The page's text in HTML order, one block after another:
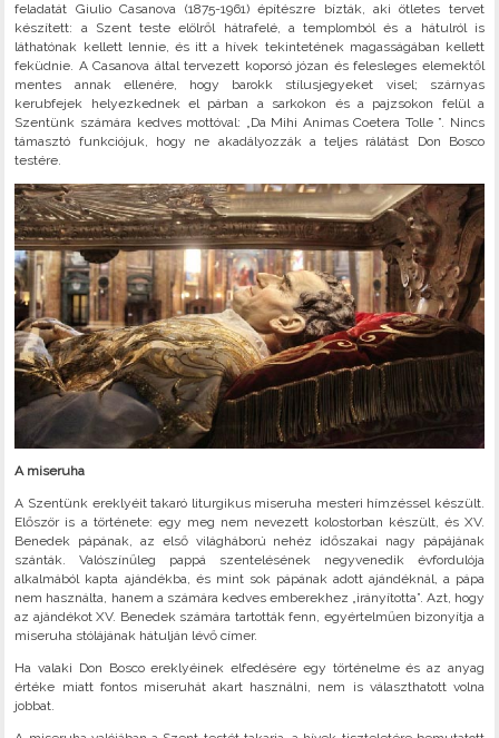
feladatát Giulio Casanova (1875-1961) építészre bízták, aki ötletes tervet
készített: a Szent teste elölről hátrafelé, a templomból és a hátulról is
láthatónak kellett lennie, és itt a hívek tekintetének magasságában kellett
feküdnie. A Casanova által tervezett koporsó józan és felesleges elemektől
mentes annak ellenére, hogy barokk stílusjegyeket visel; szárnyas
kerubfejek helyezkednek el párban a sarkokon és a pajzsokon felül a
Szentünk számára kedves mottóval: „Da Mihi Animas Coetera Tolle ”. Nincs
támasztó funkciójuk, hogy ne akadályozzák a teljes rálátást Don Bosco
testére.
A miseruha
A Szentünk ereklyéit takaró liturgikus miseruha mesteri hímzéssel készült.
Először is a története: egy meg nem nevezett kolostorban készült, és XV.
Benedek pápának, az első világháború nehéz időszakai nagy pápájának
szánták. Valószínűleg pappá szentelésének negyvenedik évfordulója
alkalmából kapta ajándékba, és mint sok pápának adott ajándéknál, a pápa
nem használta, hanem a számára kedves emberekhez „irányította”. Azt, hogy
az ajándékot XV. Benedek számára tartották fenn, egyértelműen bizonyítja a
miseruha stólájának hátulján lévő címer.
Ha valaki Don Bosco ereklyéinek elfedésére egy történelme és az anyag
értéke miatt fontos miseruhát akart használni, nem is választhatott volna
jobbat.